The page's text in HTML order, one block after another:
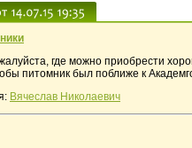
где можно приобрести
питомник был поближе к
Вячеслав Николаевич